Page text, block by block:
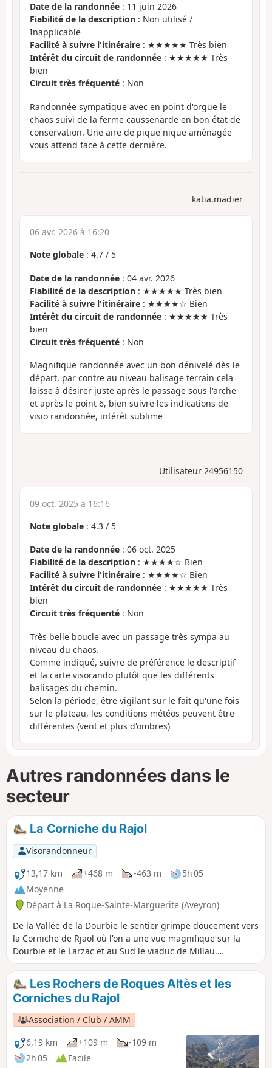
Date de la randonnée : 11 juin 2026
Fiabilité de la description : Non utilisé /
Inapplicable
Facilité à suivre l'itinéraire : ★★★★★ Très bien
Intérêt du circuit de randonnée : ★★★★★ Très
bien
Circuit très fréquenté : Non
Randonnée sympatique avec en point d'orgue le
chaos suivi de la ferme caussenarde en bon état de
conservation. Une aire de pique nique aménagée
vous attend face à cette dernière.
katia.madier
06 avr. 2026 à 16:20
Note globale : 4.7 / 5
Date de la randonnée : 04 avr. 2026
Fiabilité de la description : ★★★★★ Très bien
Facilité à suivre l'itinéraire : ★★★★☆ Bien
Intérêt du circuit de randonnée : ★★★★★ Très
bien
Circuit très fréquenté : Non
Magnifique randonnée avec un bon dénivelé dès le
départ, par contre au niveau balisage terrain cela
laisse à désirer juste après le passage sous l'arche
et après le point 6, bien suivre les indications de
visio randonnée, intérêt sublime
Utilisateur 24956150
09 oct. 2025 à 16:16
Note globale : 4.3 / 5
Date de la randonnée : 06 oct. 2025
Fiabilité de la description : ★★★★☆ Bien
Facilité à suivre l'itinéraire : ★★★★☆ Bien
Intérêt du circuit de randonnée : ★★★★★ Très
bien
Circuit très fréquenté : Non
Très belle boucle avec un passage très sympa au
niveau du chaos.
Comme indiqué, suivre de préférence le descriptif
et la carte visorando plutôt que les différents
balisages du chemin.
Selon la période, être vigilant sur le fait qu'une fois
sur le plateau, les conditions météos peuvent être
différentes (vent et plus d'ombres)
Autres randonnées dans le
secteur
La Corniche du Rajol
Visorandonneur
13,17 km
+468 m -463 m
5h 05
Moyenne
Départ à La Roque-Sainte-Marguerite (Aveyron)
De la Vallée de la Dourbie le sentier grimpe doucement vers
la Corniche de Rjaol où l'on a une vue magnifique sur la
Dourbie et le Larzac et au Sud le viaduc de Millau.
Randonnée très champêtre à faire au printemps.
Les Rochers de Roques Altès et les
Corniches du Rajol
Association / Club / AMM
6,19 km
+109 m
-109 m
2h 05
Facile